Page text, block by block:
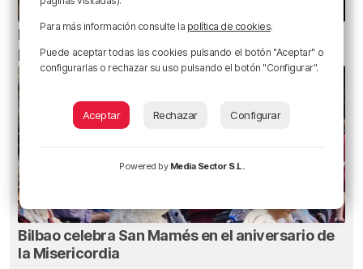
Ni gafas de sol ni radiografías: los errores que
pueden dañar la retina durante el eclipse
Bilbao celebra San Mamés en el aniversario de
la Misericordia
Para más información consulte la política de cookies.
Puede aceptar todas las cookies pulsando el botón "Aceptar" o
configurarlas o rechazar su uso pulsando el botón "Configurar".
Aceptar Rechazar Configurar
Powered by Media Sector S.L.